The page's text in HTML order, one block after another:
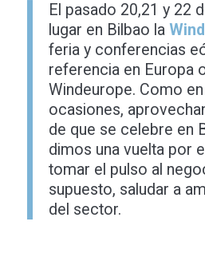
El pasado 20,21 y 22
lugar en Bilbao la
feria y conferencias
referencia en Europa
Windeurope. Como
ocasiones,
de que se celebre en
dimos una vuelta por
tomar el pulso al
supuesto, saludar a
del sector.